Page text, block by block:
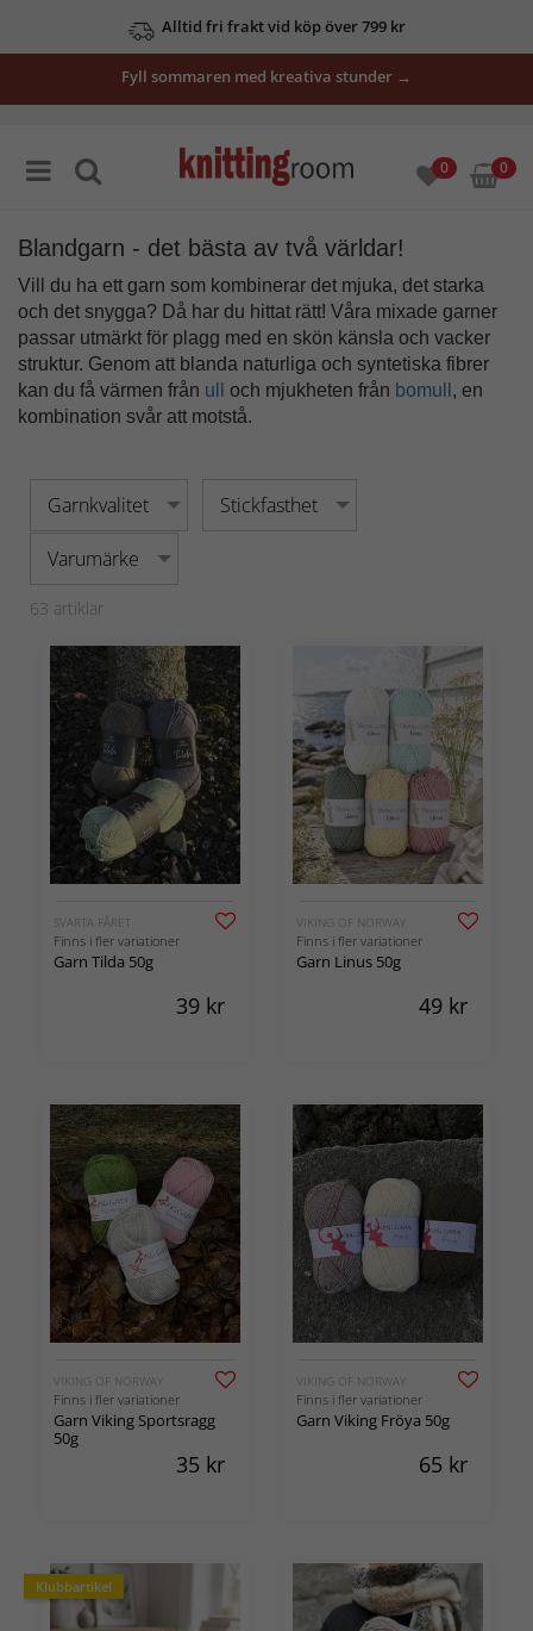
Se våra erbjudanden här
Fyll sommaren med kreativa stunder →
0 0
Blandgarn - det bästa av två världar!
Vill du ha ett garn som kombinerar det mjuka, det starka
och det snygga? Då har du hittat rätt! Våra mixade garner
passar utmärkt för plagg med en skön känsla och vacker
struktur. Genom att blanda naturliga och syntetiska fibrer
kan du få värmen från ull och mjukheten från bomull , en
kombination svår att motstå.
Garnkvalitet Stickfasthet
Varumärke
63 artiklar
SVARTA FÅRET
Finns i fler variationer
Garn Tilda 50g
39 kr
VIKING OF NORWAY
Finns i fler variationer
Garn Linus 50g
49 kr
VIKING OF NORWAY
Finns i fler variationer
Garn Viking Sportsragg
50g
35 kr
VIKING OF NORWAY
Finns i fler variationer
Garn Viking Fröya 50g
65 kr
Klubbartikel